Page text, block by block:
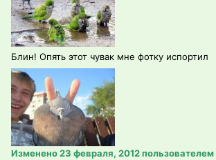
Блин! Опять этот чувак мне фотку испортил
Изменено23 февраля, 2012